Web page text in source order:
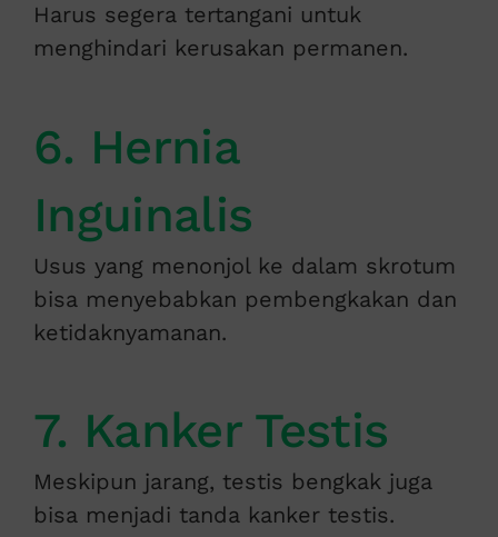
Harus segera tertangani untuk
menghindari kerusakan permanen.
6. Hernia
Inguinalis
Usus yang menonjol ke dalam skrotum
bisa menyebabkan pembengkakan dan
ketidaknyamanan.
7. Kanker Testis
Meskipun jarang, testis bengkak juga
bisa menjadi tanda kanker testis.